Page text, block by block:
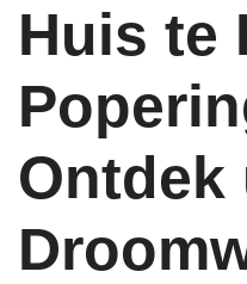
Huis te
Ontdek